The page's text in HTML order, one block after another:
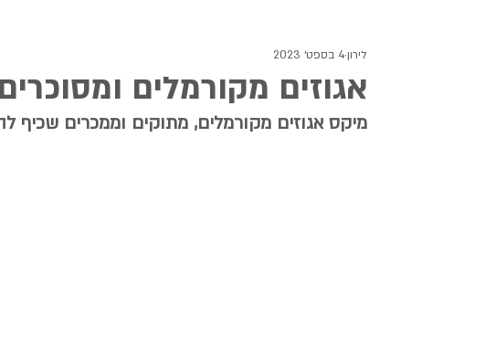
אגוזים מקורמלים ומסוכרים
לירון4 בספט׳ 2023
מיקס אגוזים מקורמלים, מתוקים וממכרים שכיף